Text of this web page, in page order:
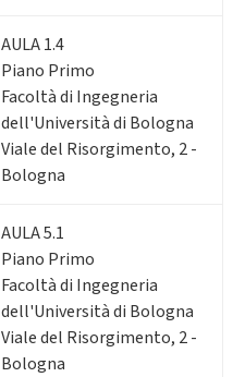
AULA 1.4
Piano Primo
Facoltà di Ingegneria
dell'Università di Bologna
Viale del Risorgimento, 2 -
Bologna
AULA 5.1
Piano Primo
Facoltà di Ingegneria
dell'Università di Bologna
Viale del Risorgimento, 2 -
Bologna